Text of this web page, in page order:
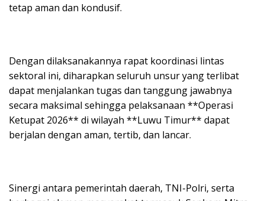
tetap aman dan kondusif.
Dengan dilaksanakannya rapat koordinasi lintas
sektoral ini, diharapkan seluruh unsur yang terlibat
dapat menjalankan tugas dan tanggung jawabnya
secara maksimal sehingga pelaksanaan **Operasi
Ketupat 2026** di wilayah **Luwu Timur** dapat
berjalan dengan aman, tertib, dan lancar.
Sinergi antara pemerintah daerah, TNI-Polri, serta